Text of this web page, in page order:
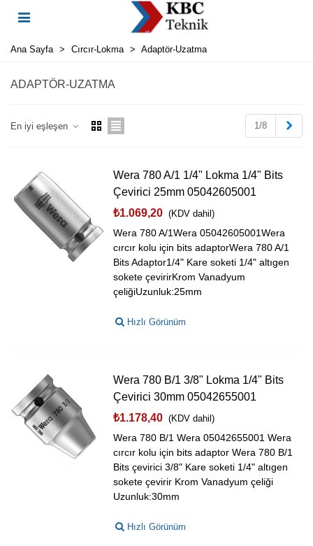
Ana Sayfa > Cırcır-Lokma > Adaptör-Uzatma
ADAPTÖR-UZATMA
En iyi eşleşen 1/8
Wera 780 A/1 1/4" Lokma 1/4" Bits
Çevirici 25mm 05042605001
₺1.069,20 (KDV dahil)
Wera 780 A/1Wera 05042605001Wera
cırcır kolu için bits adaptorWera 780 A/1
Bits Adaptor1/4" Kare soketi 1/4" altıgen
sokete çevirirKrom Vanadyum
çeliğiUzunluk:25mm
Hızlı Görünüm
Wera 780 B/1 3/8" Lokma 1/4" Bits
Çevirici 30mm 05042655001
₺1.178,40 (KDV dahil)
Wera 780 B/1 Wera 05042655001 Wera
cırcır kolu için bits adaptor Wera 780 B/1
Bits çevirici 3/8" Kare soketi 1/4" altıgen
sokete çevirir Krom Vanadyum çeliği
Uzunluk:30mm
Hızlı Görünüm